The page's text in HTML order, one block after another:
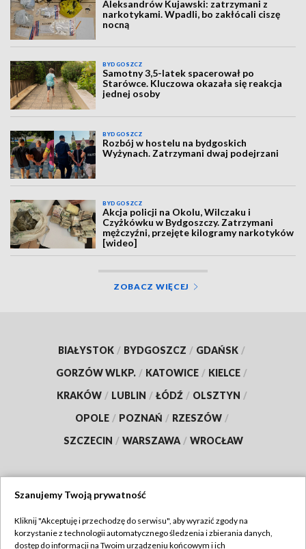
Aleksandrów Kujawski: zatrzymani z
narkotykami. Wpadli, bo zakłócali ciszę
nocną
BYDGOSZCZ
Samotny 3,5-latek spacerował po
Starówce. Kluczowa okazała się reakcja
jednej osoby
BYDGOSZCZ
Rozbój w hostelu na bydgoskich
Wyżynach. Zatrzymani dwaj podejrzani
BYDGOSZCZ
Akcja policji na Okolu, Wilczaku i
Czyżkówku w Bydgoszczy. Zatrzymani
mężczyźni, przejęte kilogramy narkotyków
[wideo]
ZOBACZ WIĘCEJ
BIAŁYSTOK / BYDGOSZCZ / GDAŃSK /
GORZÓW WLKP. / KATOWICE / KIELCE /
KRAKÓW / LUBLIN / ŁÓDŹ / OLSZTYN /
OPOLE / POZNAŃ / RZESZÓW /
SZCZECIN / WARSZAWA / WROCŁAW
TVP
Szanujemy Twoją prywatność
Kliknij "Akceptuję i przechodzę do serwisu", aby wyrazić zgody na
korzystanie z technologii automatycznego śledzenia i zbierania danych,
dostęp do informacji na Twoim urządzeniu końcowym i ich